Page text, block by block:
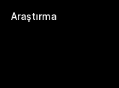
Araştırma